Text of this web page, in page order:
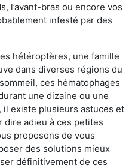
l’avant-bras ou encore vos
infesté par des
hétéroptères, une famille
dans diverses régions du
ces hématophages
une dizaine ou une
existe plusieurs astuces et
dire adieu à ces petites
proposons de vous
des solutions mieux
définitivement de ces